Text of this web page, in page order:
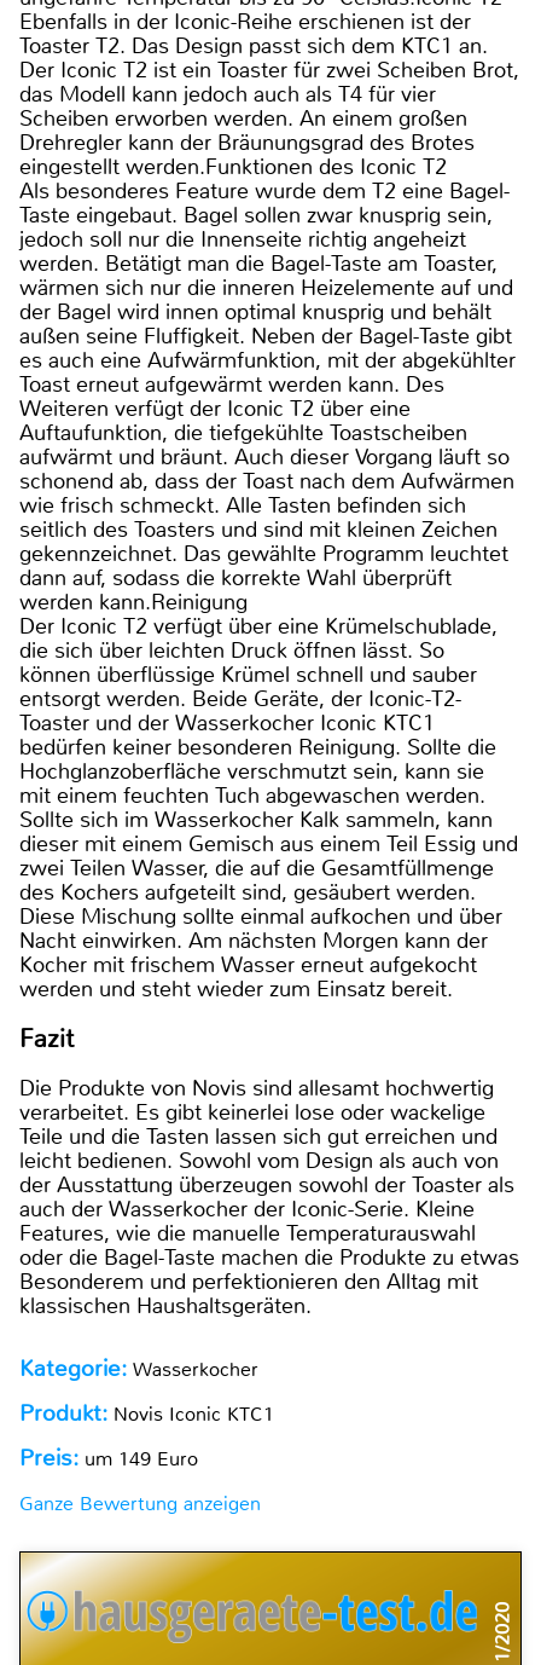
Ebenfalls in der Iconic-Reihe erschienen ist der
Toaster T2. Das Design passt sich dem KTC1 an.
Der Iconic T2 ist ein Toaster für zwei Scheiben Brot,
das Modell kann jedoch auch als T4 für vier
Scheiben erworben werden. An einem großen
Drehregler kann der Bräunungsgrad des Brotes
eingestellt werden.Funktionen des Iconic T2
Als besonderes Feature wurde dem T2 eine Bagel-
Taste eingebaut. Bagel sollen zwar knusprig sein,
jedoch soll nur die Innenseite richtig angeheizt
werden. Betätigt man die Bagel-Taste am Toaster,
wärmen sich nur die inneren Heizelemente auf und
der Bagel wird innen optimal knusprig und behält
außen seine Fluffigkeit. Neben der Bagel-Taste gibt
es auch eine Aufwärmfunktion, mit der abgekühlter
Toast erneut aufgewärmt werden kann. Des
Weiteren verfügt der Iconic T2 über eine
Auftaufunktion, die tiefgekühlte Toastscheiben
aufwärmt und bräunt. Auch dieser Vorgang läuft so
schonend ab, dass der Toast nach dem Aufwärmen
wie frisch schmeckt. Alle Tasten befinden sich
seitlich des Toasters und sind mit kleinen Zeichen
gekennzeichnet. Das gewählte Programm leuchtet
dann auf, sodass die korrekte Wahl überprüft
werden kann.Reinigung
Der Iconic T2 verfügt über eine Krümelschublade,
die sich über leichten Druck öffnen lässt. So
können überflüssige Krümel schnell und sauber
entsorgt werden. Beide Geräte, der Iconic-T2-
Toaster und der Wasserkocher Iconic KTC1
bedürfen keiner besonderen Reinigung. Sollte die
Hochglanzoberfläche verschmutzt sein, kann sie
mit einem feuchten Tuch abgewaschen werden.
Sollte sich im Wasserkocher Kalk sammeln, kann
dieser mit einem Gemisch aus einem Teil Essig und
zwei Teilen Wasser, die auf die Gesamtfüllmenge
des Kochers aufgeteilt sind, gesäubert werden.
Diese Mischung sollte einmal aufkochen und über
Nacht einwirken. Am nächsten Morgen kann der
Kocher mit frischem Wasser erneut aufgekocht
werden und steht wieder zum Einsatz bereit.
Fazit
Die Produkte von Novis sind allesamt hochwertig
verarbeitet. Es gibt keinerlei lose oder wackelige
Teile und die Tasten lassen sich gut erreichen und
leicht bedienen. Sowohl vom Design als auch von
der Ausstattung überzeugen sowohl der Toaster als
auch der Wasserkocher der Iconic-Serie. Kleine
Features, wie die manuelle Temperaturauswahl
oder die Bagel-Taste machen die Produkte zu etwas
Besonderem und perfektionieren den Alltag mit
klassischen Haushaltsgeräten.
Kategorie: Wasserkocher
Produkt: Novis Iconic KTC1
Preis: um 149 Euro
Ganze Bewertung anzeigen
1/2020